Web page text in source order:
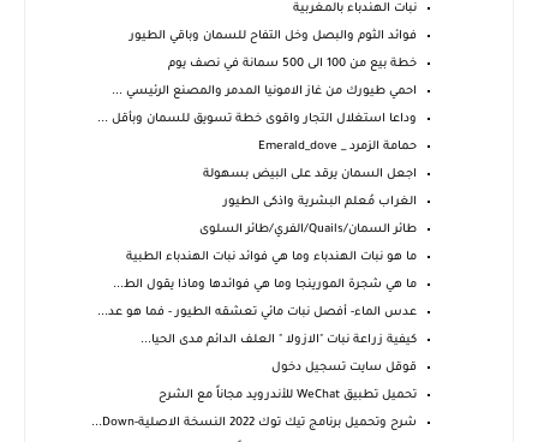
نبات الهندباء بالمغربية
فوائد الثوم والبصل وخل التفاح للسمان وباقي الطيور
خطة بيع من 100 الى 500 سمانة في نصف يوم
احمي طيورك من غاز الامونيا المدمر والمصنع الرئيسي ...
وداعا استغلال التجار واقوى خطة تسويق للسمان وبأقل ...
حمامة الزمرد _ Emerald_dove
اجعل السمان يرقد على البيض بسهولة
الغراب مُعلم البشرية واذكى الطيور
طائر السمان/Quails/الفري/طائر السلوى
ما هو نبات الهندباء وما هي فوائد نبات الهندباء الطبية
ما هي شجرة المورينجا وما هي فوائدها وماذا يقول الط...
عدس الماء- أفصل نبات مائي تعشقه الطيور - فما هو عد...
كيفية زراعة نبات "الازولا " العلف الدائم مدى الحيا...
قوقل سايت تسجيل دخول
تحميل تطبيق WeChat‏‏ للأندرويد مجاناً مع الشرح
شرح وتحميل برنامج تيك توك 2022 النسخة الاصلية-Down...